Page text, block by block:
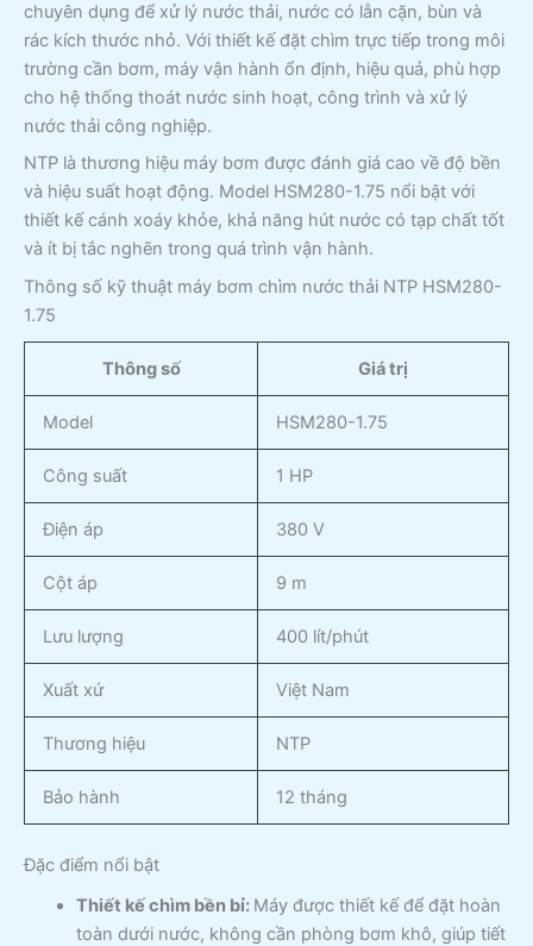
chuyên dụng để xử lý nước thải, nước có lẫn cặn, bùn và
rác kích thước nhỏ. Với thiết kế đặt chìm trực tiếp trong môi
trường cần bơm, máy vận hành ổn định, hiệu quả, phù hợp
cho hệ thống thoát nước sinh hoạt, công trình và xử lý
nước thải công nghiệp.
NTP là thương hiệu máy bơm được đánh giá cao về độ bền
và hiệu suất hoạt động. Model HSM280-1.75 nổi bật với
thiết kế cánh xoáy khỏe, khả năng hút nước có tạp chất tốt
và ít bị tắc nghẽn trong quá trình vận hành.
Thông số kỹ thuật máy bơm chìm nước thải NTP HSM280-
1.75
Thông số Giá trị
Model HSM280-1.75
Công suất 1 HP
Điện áp 380 V
Cột áp 9 m
Lưu lượng 400 lít/phút
Xuất xứ Việt Nam
Thương hiệu NTP
Bảo hành 12 tháng
Đặc điểm nổi bật
Thiết kế chìm bền bỉ: Máy được thiết kế để đặt hoàn
toàn dưới nước, không cần phòng bơm khô, giúp tiết